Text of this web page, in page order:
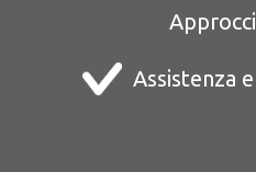
Assistenza